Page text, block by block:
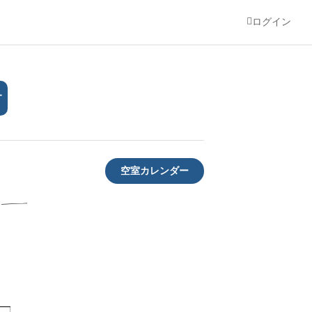
ログイン
空室カレンダー